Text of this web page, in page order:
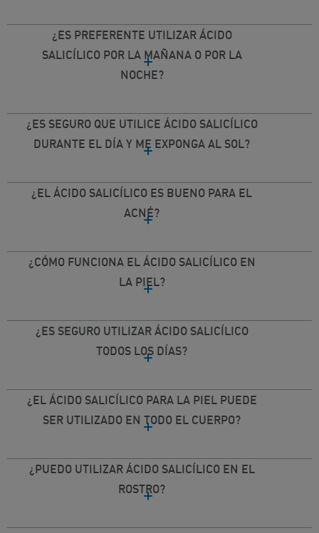
¿ES PREFERENTE UTILIZAR ÁCIDO
SALICÍLICO POR LA MAÑANA O POR LA
NOCHE?
¿ES SEGURO QUE UTILICE ÁCIDO SALICÍLICO
DURANTE EL DÍA Y ME EXPONGA AL SOL?
¿EL ÁCIDO SALICÍLICO ES BUENO PARA EL
ACNÉ?
¿CÓMO FUNCIONA EL ÁCIDO SALICÍLICO EN
LA PIEL?
¿ES SEGURO UTILIZAR ÁCIDO SALICÍLICO
TODOS LOS DÍAS?
¿EL ÁCIDO SALICÍLICO PARA LA PIEL PUEDE
SER UTILIZADO EN TODO EL CUERPO?
¿PUEDO UTILIZAR ÁCIDO SALICÍLICO EN EL
ROSTRO?